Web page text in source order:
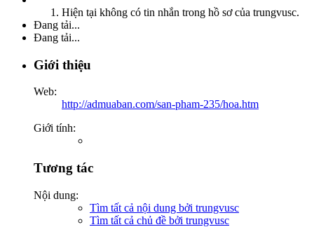
Hiện tại không có tin nhắn trong hồ sơ của trungvusc.
Đang tải...
Đang tải...
Giới thiệu
Web:
http://admuaban.com/san-pham-235/hoa.htm
Giới tính:
Tương tác
Nội dung:
Tìm tất cả nội dung bởi trungvusc
Tìm tất cả chủ đề bởi trungvusc